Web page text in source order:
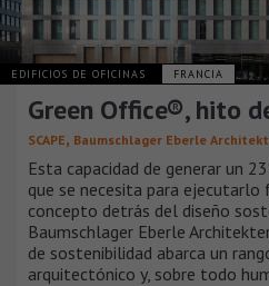
EDIFICIOS DE OFICINAS FRANCIA
Green Office®, hito
SCAPE, Baumschlager Eberle
Esta capacidad de generar un
que se necesita para
concepto detrás del diseño
Baumschlager Eberle
de sostenibilidad abarca un
arquitectónico y, sobre todo